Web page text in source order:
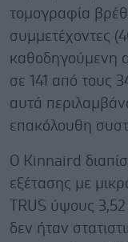
τομογραφία
συμμετέχοντες
καθοδηγούμενη
σε 141 από τους
αυτά
επακόλουθη
Ο Kinnaird
εξέτασης με
TRUS ύψους
δεν ήταν